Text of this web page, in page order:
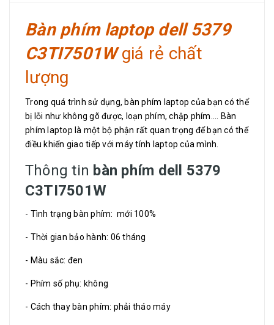
Bàn phím laptop dell 5379
C3TI7501W giá rẻ chất
lượng
Trong quá trình sử dụng, bàn phím laptop của bạn có thể
bị lỗi như không gõ được, loạn phím, chập phím.... Bàn
phím laptop là một bộ phận rất quan trọng để bạn có thể
điều khiển giao tiếp với máy tính laptop của mình.
Thông tin bàn phím dell 5379
C3TI7501W
- Tình trạng bàn phím: mới 100%
- Thời gian bảo hành: 06 tháng
- Màu sắc: đen
- Phím số phụ: không
- Cách thay bàn phím: phải tháo máy